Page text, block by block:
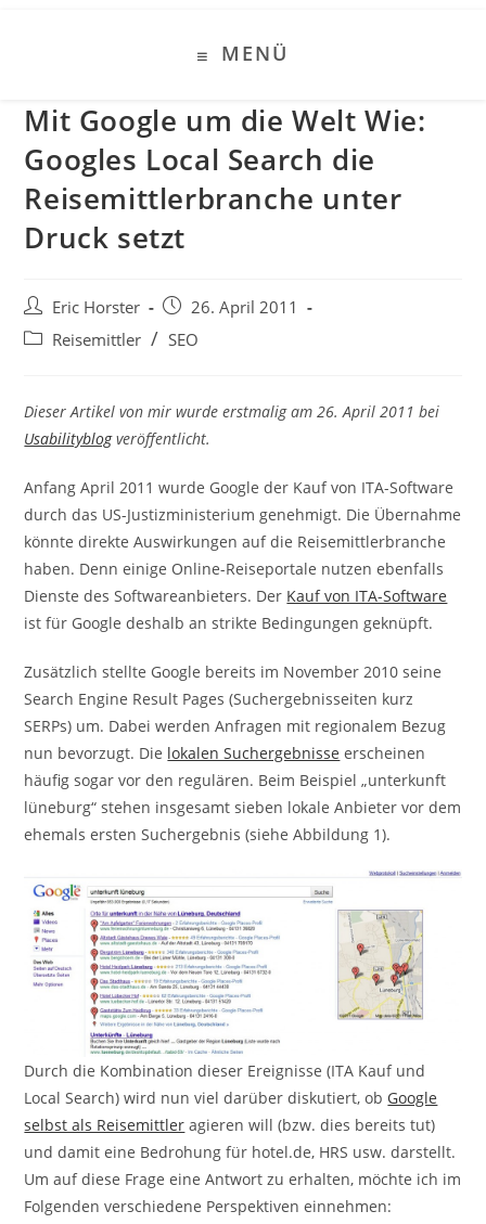
MENÜ
Mit Google um die Welt Wie:
Googles Local Search die
Reisemittlerbranche unter
Druck setzt
Beitrags-
Autor:
Eric Horster
Beitrag
veröffentlicht:
26. April 2011
Beitrags-
Reisemittler / SEO
Dieser Artikelvon mirwurde erstmalig am 26. April 2011 bei
Usabilityblogveröffentlicht.
Anfang April 2011 wurde Google der Kauf von ITA-Software
durch das US-Justizministerium genehmigt. Die Übernahme
könnte direkte Auswirkungen auf die Reisemittlerbranche
haben. Denn einige Online-Reiseportale nutzen ebenfalls
Dienste des Softwareanbieters. Der Kauf von ITA-Software
ist für Google deshalb an strikte Bedingungen geknüpft.
Zusätzlich stellte Google bereits im November 2010 seine
Search Engine Result Pages (Suchergebnisseiten kurz
SERPs) um. Dabei werden Anfragen mit regionalem Bezug
nun bevorzugt. Die lokalen Suchergebnisse erscheinen
häufig sogar vor den regulären. Beim Beispiel „unterkunft
lüneburg“ stehen insgesamt sieben lokale Anbieter vor dem
ehemals ersten Suchergebnis (siehe Abbildung 1).
Durch die Kombination dieser Ereignisse (ITA Kauf und
Local Search) wird nun viel darüber diskutiert, ob Google
selbst als Reisemittler agieren will (bzw. dies bereits tut)
und damit eine Bedrohung für hotel.de, HRS usw. darstellt.
Um auf diese Frage eine Antwort zu erhalten, möchte ich im
Folgenden verschiedene Perspektiven einnehmen: